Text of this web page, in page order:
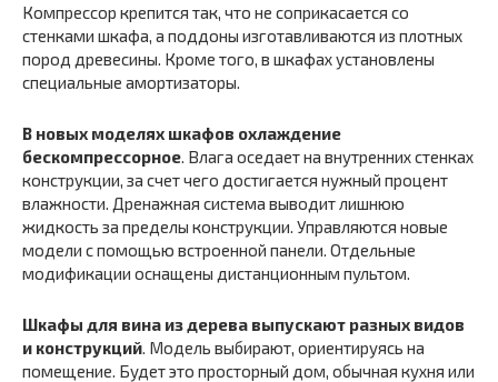
Компрессор крепится так, что не соприкасается со
стенками шкафа, а поддоны изготавливаются из плотных
пород древесины. Кроме того, в шкафах установлены
специальные амортизаторы.
В новых моделях шкафов охлаждение
бескомпрессорное. Влага оседает на внутренних стенках
конструкции, за счет чего достигается нужный процент
влажности. Дренажная система выводит лишнюю
жидкость за пределы конструкции. Управляются новые
модели с помощью встроенной панели. Отдельные
модификации оснащены дистанционным пультом.
Шкафы для вина из дерева выпускают разных видов
и конструкций. Модель выбирают, ориентируясь на
помещение. Будет это просторный дом, обычная кухня или